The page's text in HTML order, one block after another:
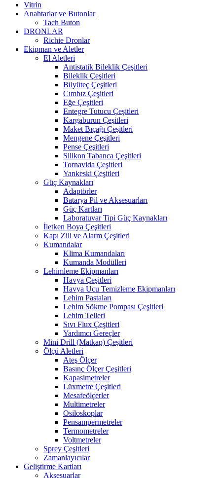
Vitrin
Anahtarlar ve Butonlar
Tach Buton
DRONLAR
Richie Dronlar
Ekipman ve Aletler
El Aletleri
Antistatik Bileklik Çeşitleri
Bileklik Çeşitleri
Büyüteç Çeşitleri
Cımbız Çeşitleri
Eğe Çeşitleri
Entegre Tutucu Çeşitleri
Kargaburun Çeşitleri
Maket Bıçağı Çeşitleri
Mengene Çeşitleri
Pense Çeşitleri
Silikon Tabanca Çeşitleri
Tornavida Çeşitleri
Yankeski Çeşitleri
Güç Kaynakları
Adaptörler
Batarya Pil ve Aksesuarları
Güç Kartları
Laboratuvar Tipi Güç Kaynakları
İletken Boya Çeşitleri
Kapı Zili ve Alarm Çeşitleri
Kumandalar
Klima Kumandaları
Kumanda Modülleri
Lehimleme Ekipmanları
Havya Çeşitleri
Havya Ucu Temizleme Ekipmanları
Lehim Pastaları
Lehim Sökme Pompası Çeşitleri
Lehim Telleri
Sıvı Flux Çeşitleri
Yardımcı Gereçler
Mini Drill (Matkap) Çeşitleri
Ölçü Aletleri
Ateş Ölçer
Basınç Ölçer Çeşitleri
Kapasimetreler
Lüxmetre Çeşitleri
Mesafeölçerler
Multimetreler
Osiloskoplar
Pensampermetreler
Termometreler
Voltmetreler
Sprey Çeşitleri
Zamanlayıcılar
Geliştirme Kartları
Aksesuarlar